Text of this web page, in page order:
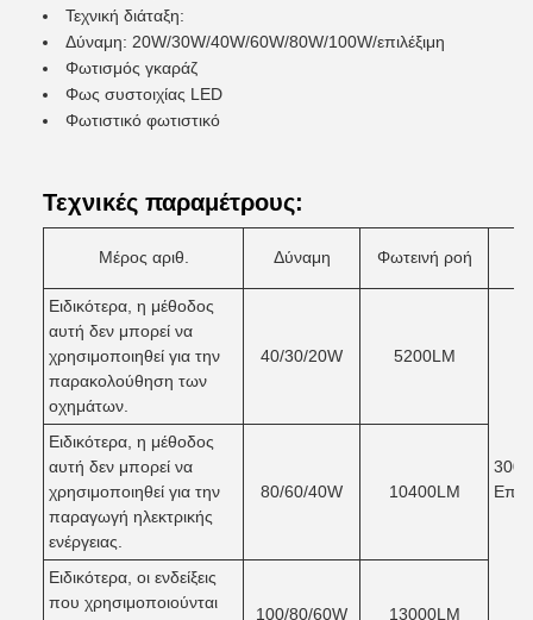
Τεχνική διάταξη:
Δύναμη: 20W/30W/40W/60W/80W/100W/επιλέξιμη
Φωτισμός γκαράζ
Φως συστοιχίας LED
Φωτιστικό φωτιστικό
Τεχνικές παραμέτρους:
Μέρος αριθ. Δύναμη Φωτεινή ροή
Ειδικότερα, η μέθοδος
αυτή δεν μπορεί να
χρησιμοποιηθεί για την
παρακολούθηση των
οχημάτων.
40/30/20W 5200LM
Ειδικότερα, η μέθοδος
αυτή δεν μπορεί να
χρησιμοποιηθεί για την
παραγωγή ηλεκτρικής
ενέργειας.
80/60/40W 10400LM
Ειδικότερα, οι ενδείξεις
που χρησιμοποιούνται
100/80/60W 13000LM